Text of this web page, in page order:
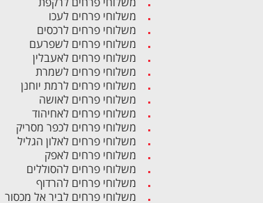
משלוחי פרחים לעכו
משלוחי פרחים לרכסים
משלוחי פרחים לשפרעם
משלוחי פרחים לאעבלין
משלוחי פרחים לשמרת
משלוחי פרחים לרמת יוחנן
משלוחי פרחים לאושה
משלוחי פרחים לאחיהוד
משלוחי פרחים לכפר מסריק
משלוחי פרחים לאלון הגליל
משלוחי פרחים לאפק
משלוחי פרחים להסוללים
משלוחי פרחים להרדוף
משלוחי פרחים לביר אל מכסור